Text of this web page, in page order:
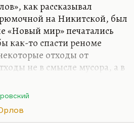
как рассказывал
на Никитской, был
«Новый мир» печатались
как-то спасти реноме
отходы от
не в смысле мусора, а в
Анчарова, второй – «Уже
даже Троцкий упомянут,
Данилов». Роман,